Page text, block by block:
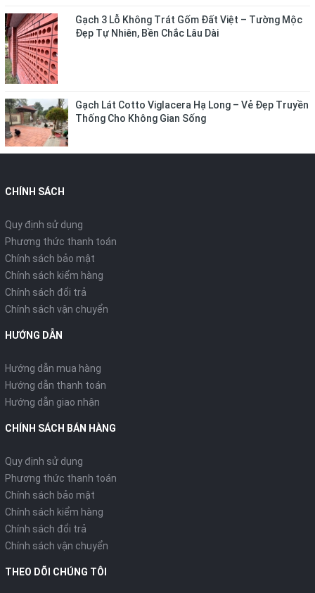
Gạch 3 Lỗ Không Trát Gốm Đất Việt – Tường Mộc
Đẹp Tự Nhiên, Bền Chắc Lâu Dài
Gạch Lát Cotto Viglacera Hạ Long – Vẻ Đẹp Truyền
Thống Cho Không Gian Sống
CHÍNH SÁCH
Quy định sử dụng
Phương thức thanh toán
Chính sách bảo mật
Chính sách kiểm hàng
Chính sách đổi trả
Chính sách vận chuyển
HƯỚNG DẪN
Hướng dẫn mua hàng
Hướng dẫn thanh toán
Hướng dẫn giao nhận
CHÍNH SÁCH BÁN HÀNG
Quy định sử dụng
Phương thức thanh toán
Chính sách bảo mật
Chính sách kiểm hàng
Chính sách đổi trả
Chính sách vận chuyển
THEO DÕI CHÚNG TÔI